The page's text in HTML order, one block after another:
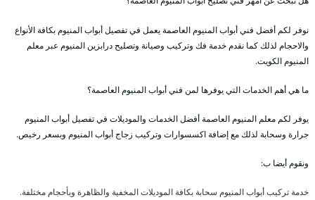
نوفر لكم أفضل فني أبواب المنيوم العاصمة يعمل في تفصيل أبواب المنيوم بكافة الأنواع
والاحجام لذلك كما نقدم خدمة فك وتركيب وصيانة وتصليح درابزين المنيوم عبر معلم
المنيوم الكويت.
ما هي أهم الخدمات التي يوفرها لمن فني أبواب المنيوم العاصمة؟
يوفر لكم معلم المنيوم العاصمة أفضل الخدمات والموديلات في تفصيل أبواب المنيوم
جرارة وسحابة لذلك مع إضافة اكسسوارات وتركيب زجاج أبواب المنيوم وبسعر رخيص.
ونقوم أيضا ب:
خدمة تركيب أبواب المنيوم سحابة بكافة الموديلات المخفية والظاهرة وبأحجام مختلفة.